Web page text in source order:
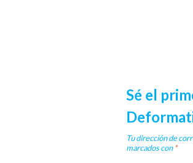
Sé el
Tu dirección de
marcados con*